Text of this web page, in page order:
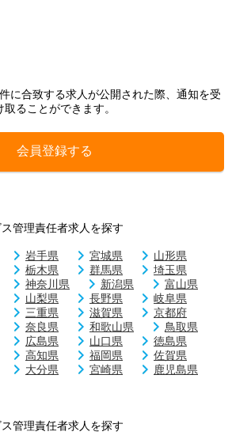
に合致する求人が公開された際、通知を受
取ることができます。
会員登録する
管理責任者求人を探す
岩手県 宮城県
山形県
栃木県 群馬県
埼玉県
神奈川県 新潟県
富山県
山梨県 長野県
岐阜県
三重県 滋賀県
京都府
奈良県 和歌山県
鳥取県
広島県 山口県
徳島県
高知県 福岡県
佐賀県
大分県 宮崎県
鹿児島県
管理責任者求人を探す